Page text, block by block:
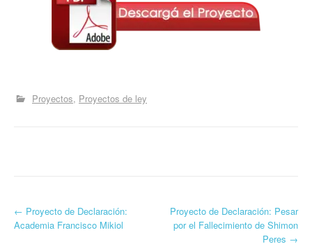
Proyectos Proyectos de ley
Navegación por las entradas
← Proyecto de Declaración:
Academia Francisco Mikiol
Proyecto de Declaración: Pesar
por el Fallecimiento de Shimon
Peres →